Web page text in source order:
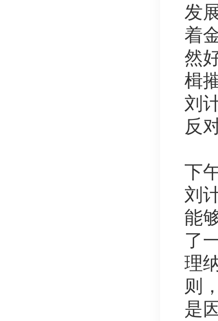
发
着
然
楫
刘
反
下
刘
能
了
理
则
是